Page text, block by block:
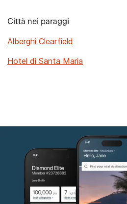
Città nei paraggi
Alberghi Clearfield
Hotel di Santa Maria